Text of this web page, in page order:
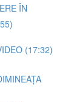
ÎN
(17:32)